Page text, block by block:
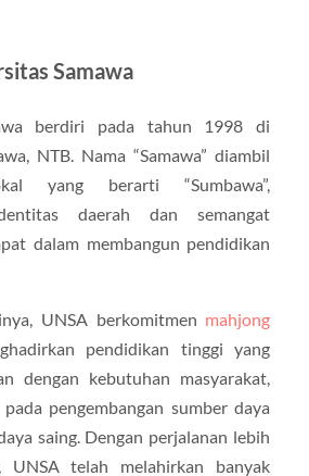
Samawa
berdiri pada tahun 1998 di
NTB. Nama “Samawa” diambil
yang berarti “Sumbawa”,
daerah dan semangat
dalam membangun pendidikan
UNSA berkomitmen mahjong
pendidikan tinggi yang
dengan kebutuhan masyarakat,
pengembangan sumber daya
saing. Dengan perjalanan lebih
UNSA telah melahirkan banyak